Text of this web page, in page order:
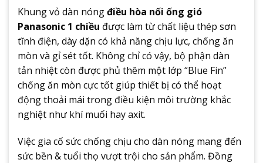
Khung vỏ dàn nóngđiều hòa nối ống gió
Panasonic 1 chiều được làm từ chất liệu thép sơn
tĩnh điện, dày dặn có khả năng chịu lực, chống ăn
mòn và gỉ sét tốt. Không chỉ có vậy, bộ phận dàn
tản nhiệt còn được phủ thêm một lớp “Blue Fin”
chống ăn mòn cực tốt giúp thiết bị có thể hoạt
động thoải mái trong điều kiện môi trường khắc
nghiệt như khí muối hay axit.
Việc gia cố sức chống chịu cho dàn nóng mang đến
sức bền & tuổi thọ vượt trội cho sản phẩm. Đồng